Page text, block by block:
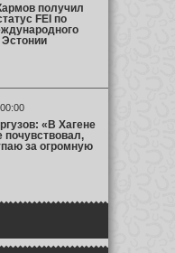
получил
FEI по
Эстонии
«В Хагене
почувствовал,
за огромную